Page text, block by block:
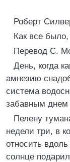
Роберт
Как все было,
Перевод С.
День, когда
амнезию
система
забавным днем
Пелену
недели три, в
относить
солнце